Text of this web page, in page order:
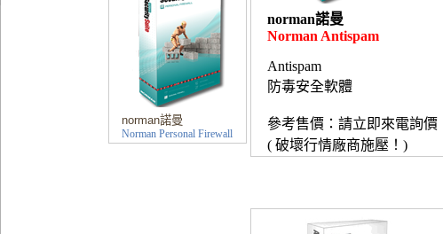
norman諾曼
Norman Personal Firewall
norman諾曼
Norman Antispam
Antispam
防毒安全軟體
參考售價：請立即來電詢價
( 破壞行情廠商施壓！)